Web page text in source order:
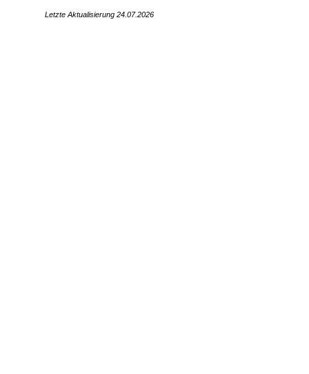
Letzte Aktualisierung 24.07.2026